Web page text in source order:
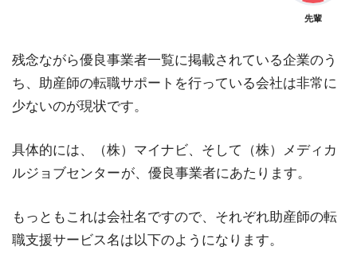
先輩
残念ながら優良事業者一覧に掲載されている企業のう
ち、助産師の転職サポートを行っている会社は非常に
少ないのが現状です。
具体的には、（株）マイナビ、そして（株）メディカ
ルジョブセンターが、優良事業者にあたります。
もっともこれは会社名ですので、それぞれ助産師の転
職支援サービス名は以下のようになります。